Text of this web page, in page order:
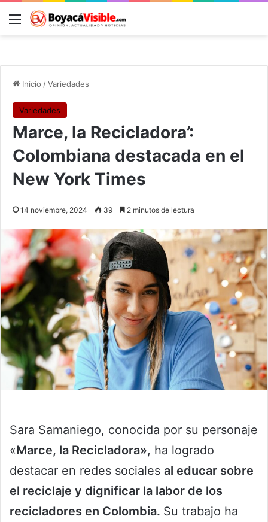
Menú
Inicio /Variedades
Variedades
Marce, la Recicladora’:
Colombiana destacada en el
New York Times
14 noviembre, 2024 39 2 minutos de lectura
Sara Samaniego, conocida por su personaje
«Marce, la Recicladora», ha logrado
destacar en redes sociales al educar sobre
el reciclaje y dignificar la labor de los
recicladores en Colombia. Su trabajo ha